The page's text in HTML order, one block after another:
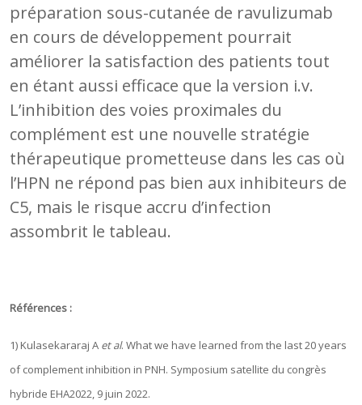
préparation sous-cutanée de ravulizumab
en cours de développement pourrait
améliorer la satisfaction des patients tout
en étant aussi efficace que la version i.v.
L’inhibition des voies proximales du
complément est une nouvelle stratégie
thérapeutique prometteuse dans les cas où
l’HPN ne répond pas bien aux inhibiteurs de
C5, mais le risque accru d’infection
assombrit le tableau.
Références :
1) Kulasekararaj A et al. What we have learned from the last 20 years
of complement inhibition in PNH. Symposium satellite du congrès
hybride EHA2022, 9 juin 2022.